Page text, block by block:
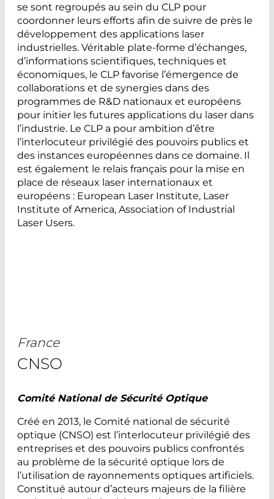
se sont regroupés au sein du CLP pour
coordonner leurs efforts afin de suivre de près le
développement des applications laser
industrielles. Véritable plate-forme d’échanges,
d’informations scientifiques, techniques et
économiques, le CLP favorise l’émergence de
collaborations et de synergies dans des
programmes de R&D nationaux et européens
pour initier les futures applications du laser dans
l’industrie. Le CLP a pour ambition d’être
l’interlocuteur privilégié des pouvoirs publics et
des instances européennes dans ce domaine. Il
est également le relais français pour la mise en
place de réseaux laser internationaux et
européens : European Laser Institute, Laser
Institute of America, Association of Industrial
Laser Users.
France
CNSO
Comité National de Sécurité Optique
Créé en 2013, le Comité national de sécurité
optique (CNSO) est l’interlocuteur privilégié des
entreprises et des pouvoirs publics confrontés
au problème de la sécurité optique lors de
l’utilisation de rayonnements optiques artificiels.
Constitué autour d’acteurs majeurs de la filière